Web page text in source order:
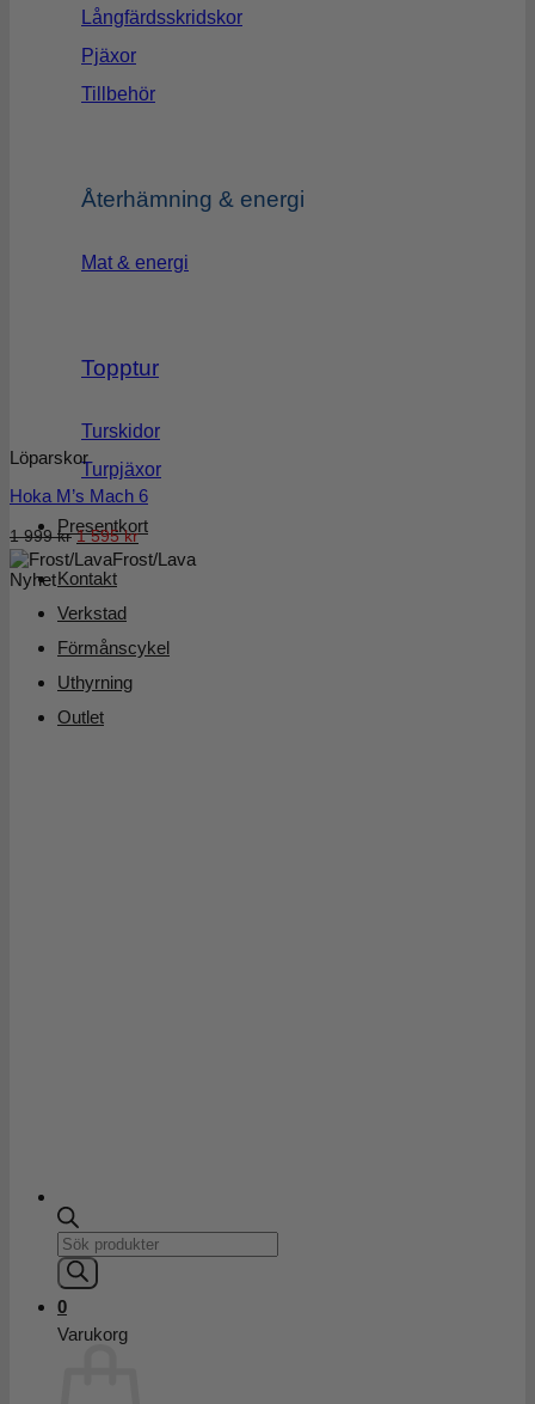
Långfärdsskridskor
Pjäxor
Tillbehör
Återhämning & energi
Mat & energi
Topptur
Turskidor
Turpjäxor
Presentkort
Kontakt
Verkstad
Förmånscykel
Uthyrning
Outlet
Products
search
0
Varukorg
Frost/Lava
Löparskor
Hoka M’s Mach 6
1 999krDet
ursprungliga
priset
var:
999 kr.
1 595krDet
nuvarande
595 kr.
Nyhet